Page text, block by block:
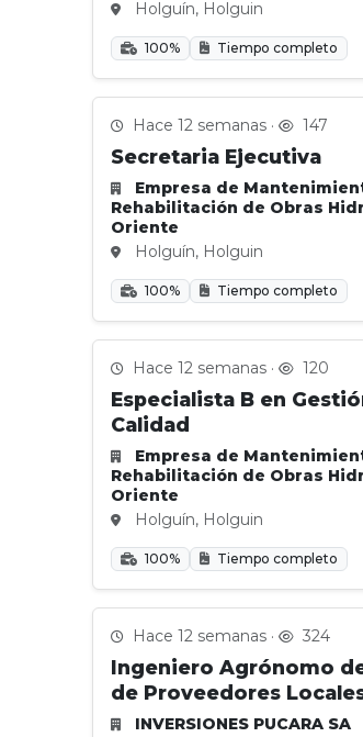
Holguín, Holguin
100% Tiempo completo
Hace 12 semanas · 147
Secretaria Ejecutiva
Empresa de
Rehabilitación de Obras
Oriente
Holguín, Holguin
100% Tiempo completo
Hace 12 semanas · 120
Especialista B en
Calidad
Empresa de
Rehabilitación de Obras
Oriente
Holguín, Holguin
100% Tiempo completo
Hace 12 semanas · 324
Ingeniero Agrónomo
de Proveedores
INVERSIONES PUCARA SA